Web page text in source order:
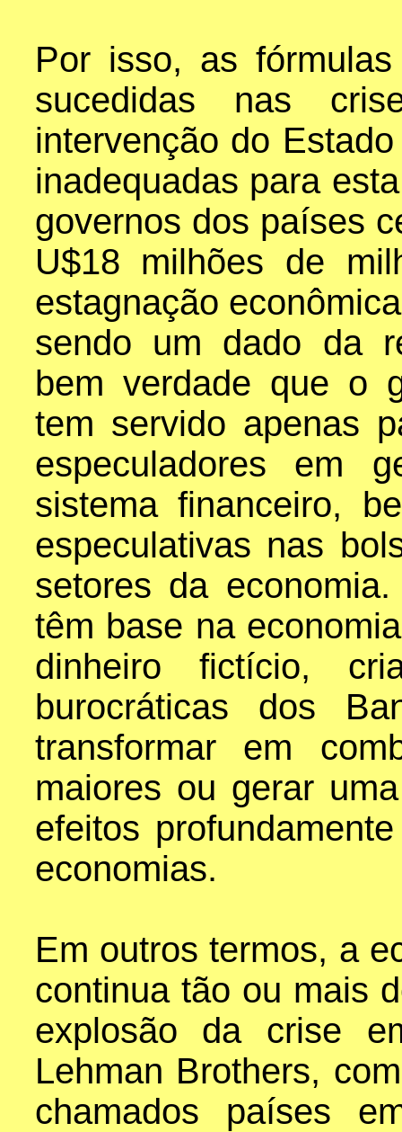
Por isso, as
sucedidas nas
intervenção do
inadequadas para
governos dos países
U$18 milhões de
estagnação
sendo um dado da
bem verdade que o
tem servido apenas
especuladores em
sistema financeiro,
especulativas nas
setores da
têm base na
dinheiro fictício,
burocráticas dos
transformar em
maiores ou gerar
efeitos
economias.
Em outros termos, a
continua tão ou mais
explosão da crise
Lehman Brothers,
chamados países